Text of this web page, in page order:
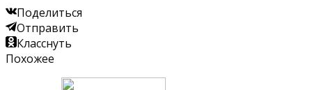
Поделиться
Отправить
Класснуть
Похожее